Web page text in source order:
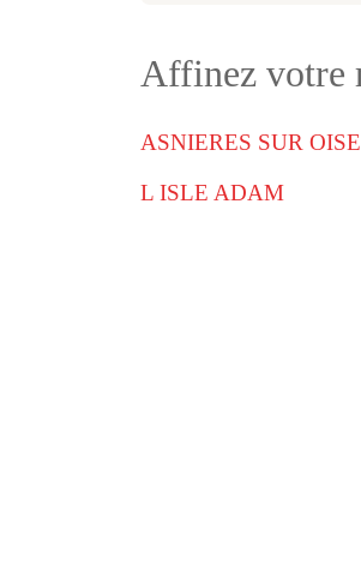
Affinez votre
ASNIERES SUR OISE
L ISLE ADAM